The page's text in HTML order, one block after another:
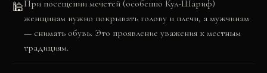
🕌При посещении мечетей (особенно Кул-Шариф)
женщинам нужно покрывать голову и плечи, а мужчинам
— снимать обувь. Это проявление уважения к местным
традициям.